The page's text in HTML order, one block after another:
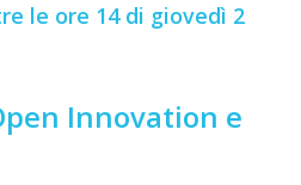
le ore 14 di giovedì 2
Innovation e